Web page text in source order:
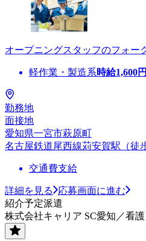
オープニングスタッフのフォー
軽作業・製造系時給1,600
勤務地
面接地
愛知県一宮市萩原町
名古屋鉄道尾西線苅安賀駅（徒
交通費支給
詳細を見る
応募画面に進む
紹介予定派遣
株式会社キャリア SC愛知／看護